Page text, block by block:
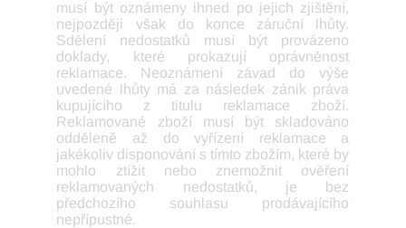
musí být oznámeny ihned po jejich zjištění,
nejpozději však do konce záruční lhůty.
Sdělení nedostatků musí být provázeno
doklady, které prokazují oprávněnost
reklamace. Neoznámení závad do výše
uvedené lhůty má za následek zánik práva
kupujícího z titulu reklamace zboží.
Reklamované zboží musí být skladováno
odděleně až do vyřízení reklamace a
jakékoliv disponování s tímto zbožím, které by
mohlo ztížit nebo znemožnit ověření
reklamovaných nedostatků, je bez
předchozího souhlasu prodávajícího
nepřípustné.